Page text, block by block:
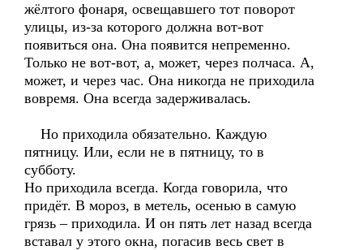
жёлтого фонаря, освещавшего тот поворот
улицы, из-за которого должна вот-вот
появиться она. Она появится непременно.
Только не вот-вот, а, может, через полчаса. А,
может, и через час. Она никогда не приходила
вовремя. Она всегда задерживалась.
Но приходила обязательно. Каждую
пятницу. Или, если не в пятницу, то в
субботу.
Но приходила всегда. Когда говорила, что
придёт. В мороз, в метель, осенью в самую
грязь – приходила. И он пять лет назад всегда
вставал у этого окна, погасив весь свет в